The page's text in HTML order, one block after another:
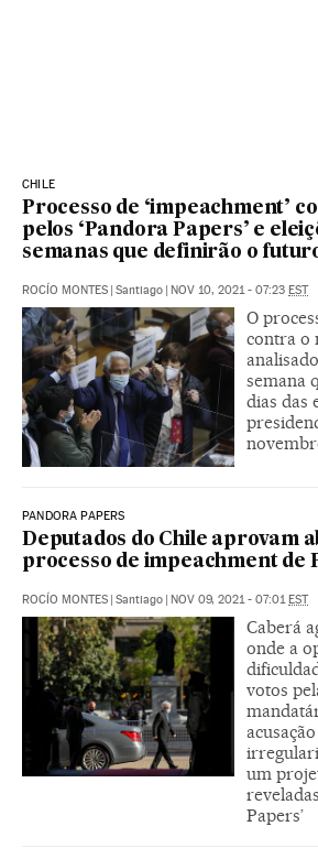
CHILE
Processo de ‘impeachment’
pelos ‘Pandora Papers’ e
semanas que definirão o
ROCÍO MONTES Santiago NOV 10, 2021 - 07:23 EST
O
contra o
semana
dias das
PANDORA PAPERS
Deputados do Chile aprovam
processo de impeachment de
ROCÍO MONTES Santiago NOV 09, 2021 - 07:01 EST
Caberá
onde a
votos
um
Papers’